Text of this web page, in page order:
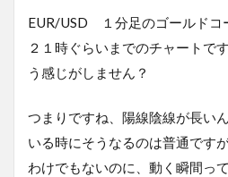
EUR/USD １分足のゴールドコ
２１時ぐらいまでのチャートで
う感じがしません？
つまりですね、陽線陰線が長い
いる時にそうなるのは普通です
わけでもないのに、動く瞬間っ